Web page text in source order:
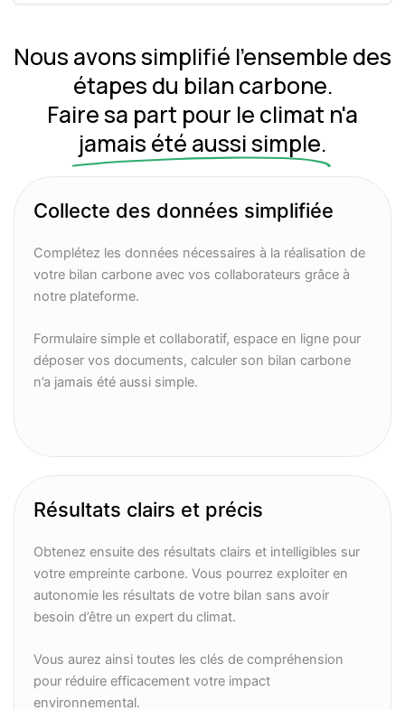
Nous avons simplifié l'ensemble des
étapes du bilan carbone.
Faire sa part pour le climat n'a
jamais été aussi simple.
Collecte des données simplifiée
Complétez les données nécessaires à la réalisation de
votre bilan carbone avec vos collaborateurs grâce à
notre plateforme.
Formulaire simple et collaboratif, espace en ligne pour
déposer vos documents, calculer son bilan carbone
n’a jamais été aussi simple.
Résultats clairs et précis
Obtenez ensuite des résultats clairs et intelligibles sur
votre empreinte carbone. Vous pourrez exploiter en
autonomie les résultats de votre bilan sans avoir
besoin d’être un expert du climat.
Vous aurez ainsi toutes les clés de compréhension
pour réduire efficacement votre impact
environnemental.